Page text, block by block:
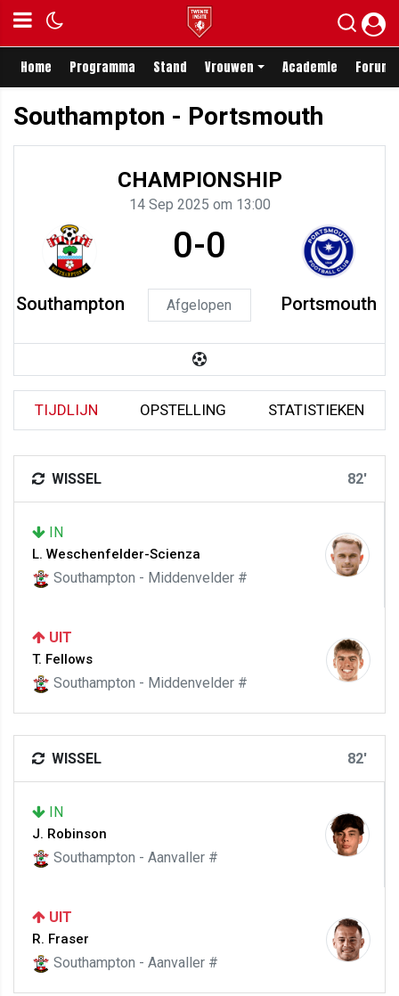
Home Programma Stand Vrouwen Academie Forum
Southampton - Portsmouth
CHAMPIONSHIP
14 Sep 2025 om 13:00
Southampton
0-0
Afgelopen Portsmouth
TIJDLIJN OPSTELLING STATISTIEKEN
WISSEL 82'
IN
L. Weschenfelder-Scienza
Southampton - Middenvelder #
UIT
T. Fellows
Southampton - Middenvelder #
WISSEL 82'
IN
J. Robinson
Southampton - Aanvaller #
UIT
R. Fraser
Southampton - Aanvaller #